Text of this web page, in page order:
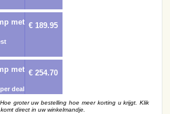
met € 189.95
met
deal
€ 254.70
groter uw bestelling hoe meer korting u krijgt. Klik
direct in uw winkelmandje.